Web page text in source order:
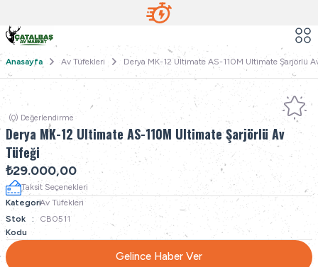
Anasayfa Av Tüfekleri Derya MK-12 Ultimate AS-110M Ultimate Şarjörlü
(0) Değerlendirme
Derya MK-12 Ultimate AS-110M Ultimate Şarjörlü Av
Tüfeği
₺29.000,00
Taksit Seçenekleri
KategoriAv Tüfekleri
Stok
Kodu
CB0511
Gelince Haber Ver